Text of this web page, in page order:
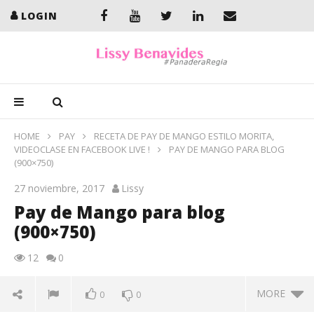
LOGIN
HOME PAY
RECETA DE PAY DE MANGO ESTILO MORITA,
VIDEOCLASE EN FACEBOOK LIVE !
PAY DE MANGO PARA BLOG
(900×750)
27 noviembre, 2017 Lissy
Pay de Mango para blog
(900×750)
12 0
0 0 MORE